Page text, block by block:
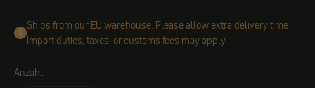
Ships from our EU warehouse. Please allow extra delivery time
Import duties, taxes, or customs fees may apply.
Anzahl: